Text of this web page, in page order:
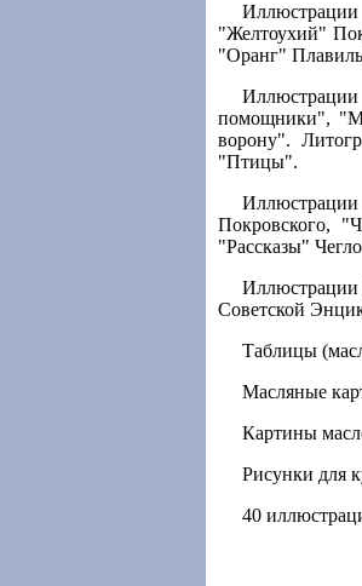
"Желтоухий"
"Оранг"
помощники",
ворону".
"Птицы".
Покровского,
"Рассказы"
Иллюстрации
Советской
Таблицы
Масляные
Картины
Рисунки для
40